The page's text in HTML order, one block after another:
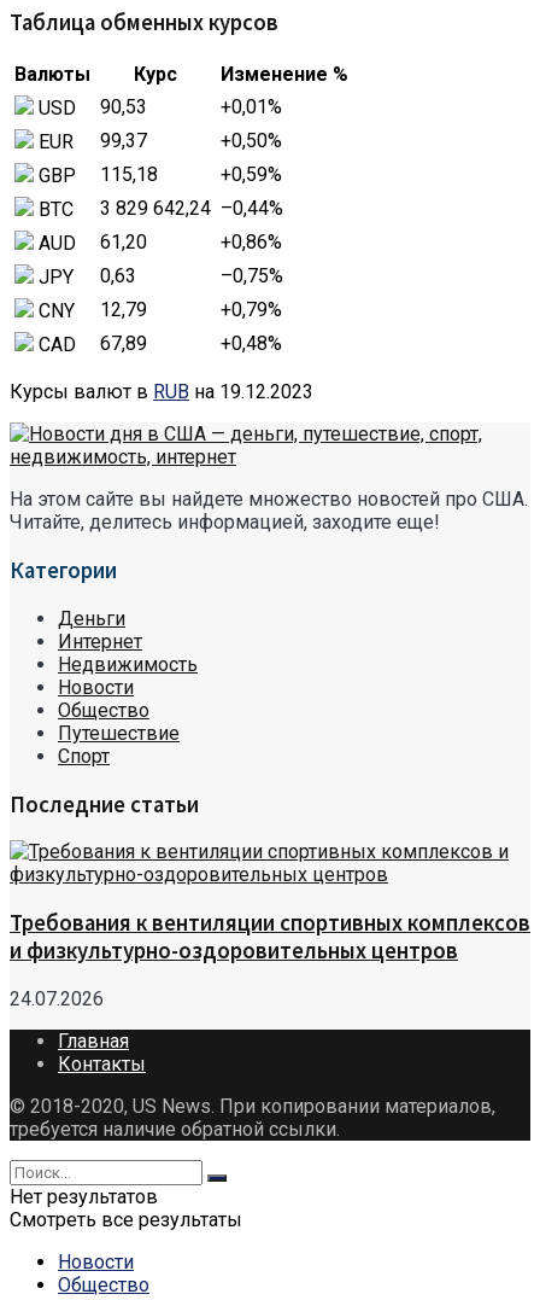
Таблица обменных курсов
Валюты Курс
Изменение %
USD
90,53 +0,01%
EUR
99,37 +0,50%
GBP
115,18 +0,59%
BTC
3 829 642,24 –0,44%
AUD
61,20 +0,86%
JPY
0,63 –0,75%
CNY
12,79 +0,79%
CAD
67,89 +0,48%
Курсы валют в RUB на 19.12.2023
На этом сайте вы найдете множество новостей про США.
Читайте, делитесь информацией, заходите еще!
Категории
Деньги
Интернет
Недвижимость
Новости
Общество
Путешествие
Спорт
Последние статьи
Требования к вентиляции спортивных комплексов
и физкультурно-оздоровительных центров
24.07.2026
Главная
Контакты
© 2018-2020, US News. При копировании материалов,
требуется наличие обратной ссылки.
Нет результатов
Смотреть все результаты
Новости
Общество